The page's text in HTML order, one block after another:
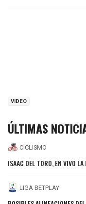
VIDEO
ÚLTIMAS
CICLISMO
ISAAC DEL TORO, EN VIVO
LIGA BETPLAY